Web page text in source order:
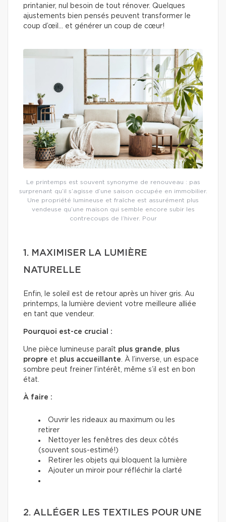
printanier, nul besoin de tout rénover. Quelques
ajustements bien pensés peuvent transformer le
coup d’œil… et générer un coup de cœur!
Le printemps est souvent synonyme de renouveau : pas
surprenant qu’il s’agisse d’une saison occupée en immobilier.
Une propriété lumineuse et fraîche est assurément plus
vendeuse qu’une maison qui semble encore subir les
contrecoups de l’hiver. Pour
1. MAXIMISER LA LUMIÈRE
NATURELLE
Enfin, le soleil est de retour après un hiver gris. Au
printemps, la lumière devient votre meilleure alliée
en tant que vendeur.
Pourquoi est-ce crucial :
Une pièce lumineuse paraît plus grande, plus
propre et plus accueillante. À l’inverse, un espace
sombre peut freiner l’intérêt, même s’il est en bon
état.
À faire :
Ouvrir les rideaux au maximum ou les
retirer
Nettoyer les fenêtres des deux côtés
(souvent sous-estimé!)
Retirer les objets qui bloquent la lumière
Ajouter un miroir pour réfléchir la clarté
2. ALLÉGER LES TEXTILES POUR UNE